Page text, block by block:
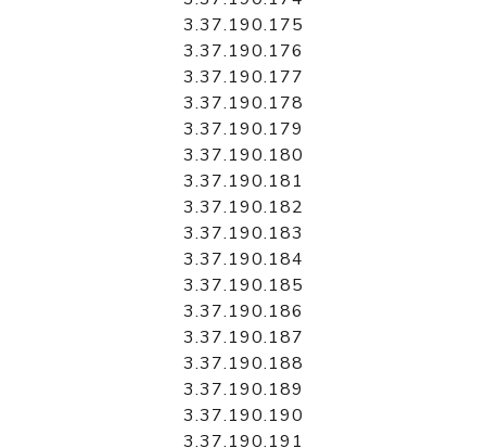
3.37.190.175
3.37.190.176
3.37.190.177
3.37.190.178
3.37.190.179
3.37.190.180
3.37.190.181
3.37.190.182
3.37.190.183
3.37.190.184
3.37.190.185
3.37.190.186
3.37.190.187
3.37.190.188
3.37.190.189
3.37.190.190
3.37.190.191